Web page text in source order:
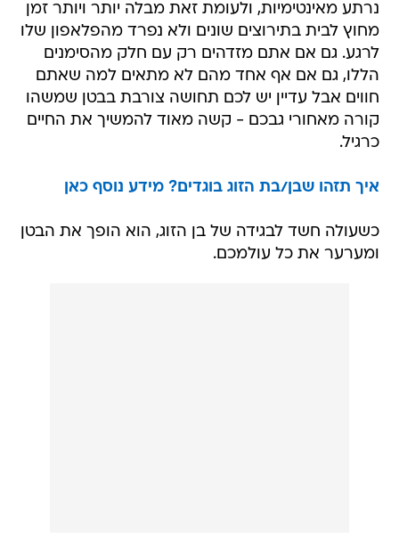
נרתע מאינטימיות, ולעומת זאת מבלה יותר ויותר זמן
מחוץ לבית בתירוצים שונים ולא נפרד מהפלאפון שלו
לרגע. גם אם אתם מזדהים רק עם חלק מהסימנים
הללו, גם אם אף אחד מהם לא מתאים למה שאתם
חווים אבל עדיין יש לכם תחושה צורבת בבטן שמשהו
קורה מאחורי גבכם - קשה מאוד להמשיך את החיים
כרגיל.
איך תזהו שבן/בת הזוג בוגדים? מידע נוסף כאן
כשעולה חשד לבגידה של בן הזוג, הוא הופך את הבטן
ומערער את כל עולמכם.